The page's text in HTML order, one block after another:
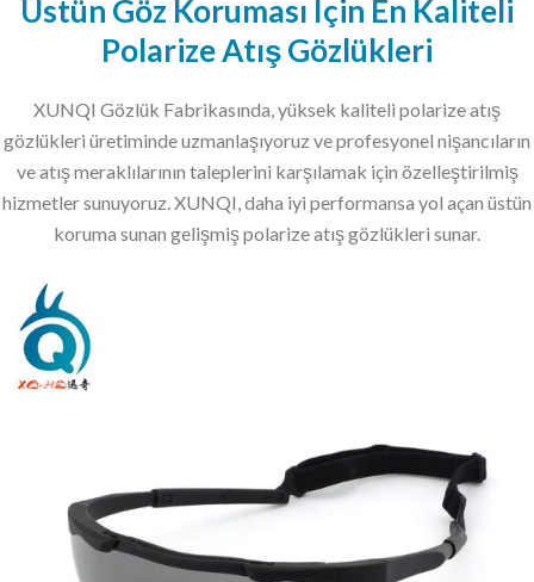
Üstün Göz Koruması Için En Kaliteli
Polarize Atış Gözlükleri
XUNQI Gözlük Fabrikasında, yüksek kaliteli polarize atış
gözlükleri üretiminde uzmanlaşıyoruz ve profesyonel nişancıların
ve atış meraklılarının taleplerini karşılamak için özelleştirilmiş
hizmetler sunuyoruz. XUNQI, daha iyi performansa yol açan üstün
koruma sunan gelişmiş polarize atış gözlükleri sunar.